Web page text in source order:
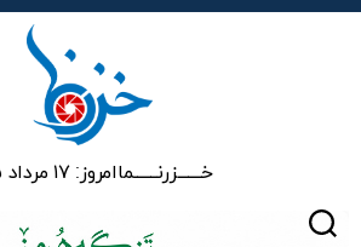
خـــــــزرنـــــــماامروز: ۱۷ مرداد ۱۴۰۵